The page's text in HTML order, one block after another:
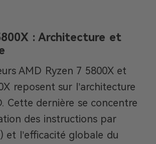
: Architecture et
AMD Ryzen 7 5800X et
reposent sur l’architecture
Cette dernière se concentre
des instructions par
et l’efficacité globale du